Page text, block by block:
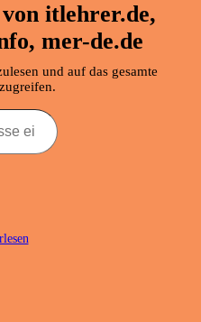
itlehrer.de,
mer-de.de
und auf das gesamte